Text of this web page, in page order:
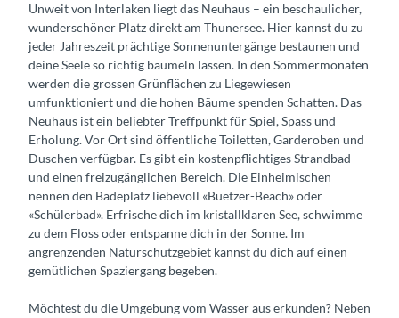
Unweit von Interlaken liegt das Neuhaus – ein beschaulicher,
wunderschöner Platz direkt am Thunersee. Hier kannst du zu
jeder Jahreszeit prächtige Sonnenuntergänge bestaunen und
deine Seele so richtig baumeln lassen. In den Sommermonaten
werden die grossen Grünflächen zu Liegewiesen
umfunktioniert und die hohen Bäume spenden Schatten. Das
Neuhaus ist ein beliebter Treffpunkt für Spiel, Spass und
Erholung. Vor Ort sind öffentliche Toiletten, Garderoben und
Duschen verfügbar. Es gibt ein kostenpflichtiges Strandbad
und einen freizugänglichen Bereich. Die Einheimischen
nennen den Badeplatz liebevoll «Büetzer-Beach» oder
«Schülerbad». Erfrische dich im kristallklaren See, schwimme
zu dem Floss oder entspanne dich in der Sonne. Im
angrenzenden Naturschutzgebiet kannst du dich auf einen
gemütlichen Spaziergang begeben.
Möchtest du die Umgebung vom Wasser aus erkunden? Neben